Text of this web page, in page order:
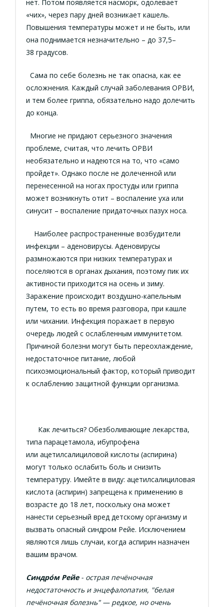
нет. Потом появляется насморк, одолевает
«чих», через пару дней возникает кашель.
Повышения температуры может и не быть, или
она поднимается незначительно – до 37,5–
38 градусов.
Сама по себе болезнь не так опасна, как ее
осложнения. Каждый случай заболевания ОРВИ,
и тем более гриппа, обязательно надо долечить
до конца.
Многие не придают серьезного значения
проблеме, считая, что лечить ОРВИ
необязательно и надеются на то, что «само
пройдет». Однако после не долеченной или
перенесенной на ногах простуды или гриппа
может возникнуть отит – воспаление уха или
синусит – воспаление придаточных пазух носа.
Наиболее распространенные возбудители
инфекции – аденовирусы. Аденовирусы
размножаются при низких температурах и
поселяются в органах дыхания, поэтому пик их
активности приходится на осень и зиму.
Заражение происходит воздушно-капельным
путем, то есть во время разговора, при кашле
или чихании. Инфекция поражает в первую
очередь людей с ослабленным иммунитетом.
Причиной болезни могут быть переохлаждение,
недостаточное питание, любой
психоэмоциональный фактор, который приводит
к ослаблению защитной функции организма.
Как лечиться? Обезболивающие лекарства,
типа парацетамола, ибупрофена
или ацетилсалициловой кислоты (аспирина)
могут только ослабить боль и снизить
температуру. Имейте в виду: ацетилсалициловая
кислота (аспирин) запрещена к применению в
возрасте до 18 лет, поскольку она может
нанести серьезный вред детскому организму и
вызвать опасный синдром Рейе. Исключением
являются лишь случаи, когда аспирин назначен
вашим врачом.
Синдро́м Рейе- острая печёночная
недостаточность и энцефалопатия, "белая
печёночная болезнь" — редкое, но очень